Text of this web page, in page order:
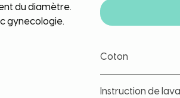
du diamètre.
gynecologie.
Coton
lavage. Tissu lavé
Instruction de